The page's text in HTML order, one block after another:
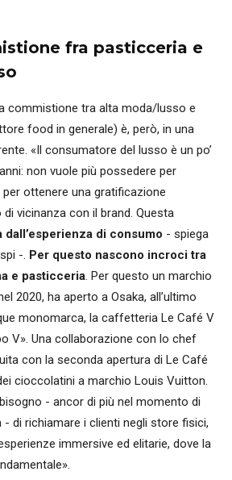
fra pasticceria e
commistione tra alta moda/lusso e
food in generale) è, però, in una
«Il consumatore del lusso è un po’
non vuole più possedere per
ottenere una gratificazione
vicinanza con il brand. Questa
di consumo - spiega
-. Per questo nascono incroci tra
e pasticceria. Per questo un marchio
2020, ha aperto a Osaka, all’ultimo
monomarca, la caffetteria Le Café V
V». Una collaborazione con lo chef
con la seconda apertura di Le Café
cioccolatini a marchio Louis Vuitton.
- ancor di più nel momento di
- di richiamare i clienti negli store fisici,
immersive ed elitarie, dove la